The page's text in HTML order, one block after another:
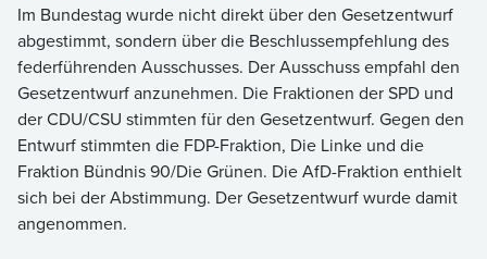
Im Bundestag wurde nicht direkt über den Gesetzentwurf
abgestimmt, sondern über die Beschlussempfehlung des
federführenden Ausschusses. Der Ausschuss empfahl den
Gesetzentwurf anzunehmen. Die Fraktionen der SPD und
der CDU/CSU stimmten für den Gesetzentwurf. Gegen den
Entwurf stimmten die FDP-Fraktion, Die Linke und die
Fraktion Bündnis 90/Die Grünen. Die AfD-Fraktion enthielt
sich bei der Abstimmung. Der Gesetzentwurf wurde damit
angenommen.